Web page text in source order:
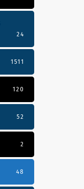
24
1511
120
52
2
48